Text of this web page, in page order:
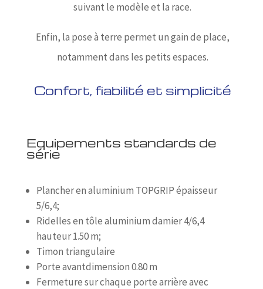
suivant le modèle et la race.
Enfin, la pose à terre permet un gain de place,
notamment dans les petits espaces.
Confort, fiabilité et simplicité
Equipements standards de
série
Plancher en aluminium TOPGRIP épaisseur
5/6,4;
Ridelles en tôle aluminium damier 4/6,4
hauteur 1.50 m;
Timon triangulaire
Porte avantdimension 0.80 m
Fermeture sur chaque porte arrière avec